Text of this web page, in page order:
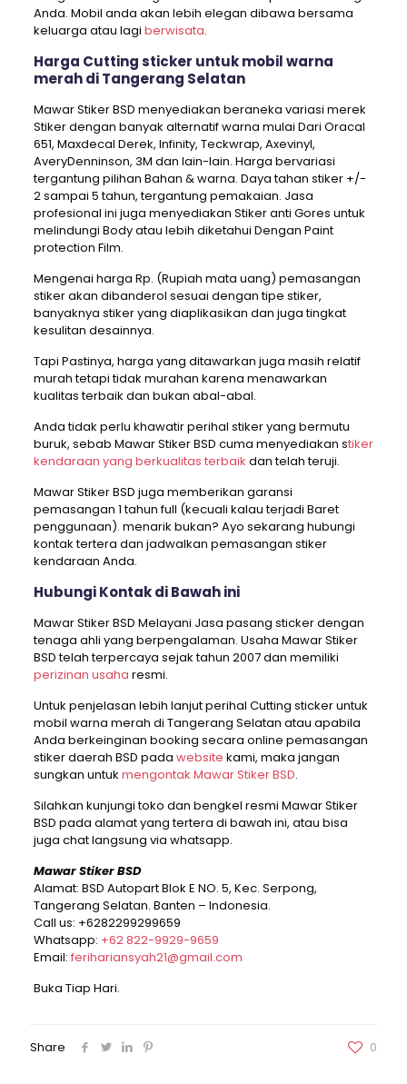
Anda. Mobil anda akan lebih elegan dibawa bersama
keluarga atau lagi berwisata.
Harga Cutting sticker untuk mobil warna
merah di Tangerang Selatan
Mawar Stiker BSD menyediakan beraneka variasi merek
Stiker dengan banyak alternatif warna mulai Dari Oracal
651, Maxdecal Derek, Infinity, Teckwrap, Axevinyl,
AveryDenninson, 3M dan lain-lain. Harga bervariasi
tergantung pilihan Bahan & warna. Daya tahan stiker +/-
2 sampai 5 tahun, tergantung pemakaian. Jasa
profesional ini juga menyediakan Stiker anti Gores untuk
melindungi Body atau lebih diketahui Dengan Paint
protection Film.
Mengenai harga Rp. (Rupiah mata uang) pemasangan
stiker akan dibanderol sesuai dengan tipe stiker,
banyaknya stiker yang diaplikasikan dan juga tingkat
kesulitan desainnya.
Tapi Pastinya, harga yang ditawarkan juga masih relatif
murah tetapi tidak murahan karena menawarkan
kualitas terbaik dan bukan abal-abal.
Anda tidak perlu khawatir perihal stiker yang bermutu
buruk, sebab Mawar Stiker BSD cuma menyediakan stiker
kendaraan yang berkualitas terbaik dan telah teruji.
Mawar Stiker BSD juga memberikan garansi
pemasangan 1 tahun full (kecuali kalau terjadi Baret
penggunaan). menarik bukan? Ayo sekarang hubungi
kontak tertera dan jadwalkan pemasangan stiker
kendaraan Anda.
Hubungi Kontak di Bawah ini
Mawar Stiker BSD Melayani Jasa pasang sticker dengan
tenaga ahli yang berpengalaman. Usaha Mawar Stiker
BSD telah terpercaya sejak tahun 2007 dan memiliki
perizinan usaha resmi.
Untuk penjelasan lebih lanjut perihal Cutting sticker untuk
mobil warna merah di Tangerang Selatan atau apabila
Anda berkeinginan booking secara online pemasangan
stiker daerah BSD pada website kami, maka jangan
sungkan untuk mengontak Mawar Stiker BSD.
Silahkan kunjungi toko dan bengkel resmi Mawar Stiker
BSD pada alamat yang tertera di bawah ini, atau bisa
juga chat langsung via whatsapp.
Mawar Stiker BSD
Alamat: BSD Autopart Blok E NO. 5, Kec. Serpong,
Tangerang Selatan. Banten – Indonesia.
Call us: +6282299299659
Whatsapp: +62 822-9929-9659
Email: ferihariansyah21@gmail.com
Buka Tiap Hari.
Share 0